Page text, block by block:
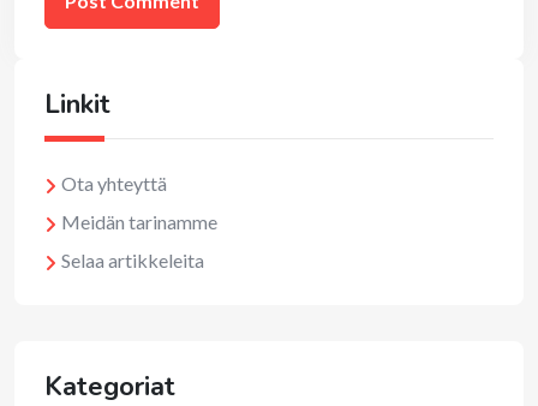
Linkit
Ota yhteyttä
Meidän tarinamme
Selaa artikkeleita
Kategoriat